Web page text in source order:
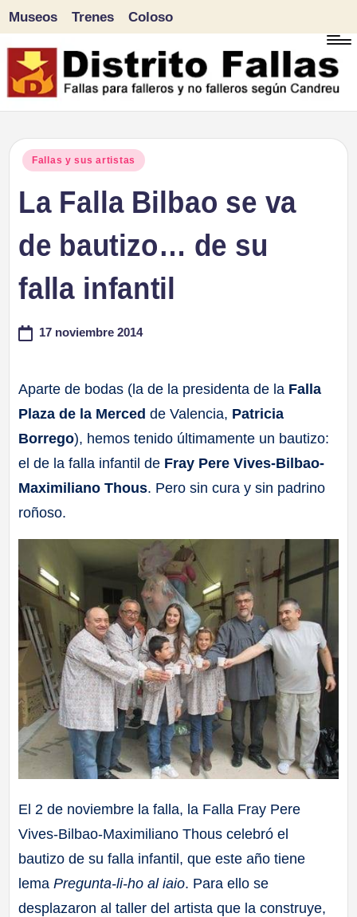
Saltar
al
Museos Trenes Coloso
Publicado
Fallas y sus artistas
La Falla Bilbao se va
de bautizo… de su
falla infantil
17 noviembre 2014
Aparte de bodas (la de la presidenta de la Falla
Plaza de la Mercedde Valencia, Patricia
Borrego), hemos tenido últimamente un bautizo:
el de la falla infantil de Fray Pere Vives-Bilbao-
Maximiliano Thous. Pero sin cura y sin padrino
roñoso.
El 2 de noviembre la falla, la Falla Fray Pere
Vives-Bilbao-Maximiliano Thous celebró el
bautizo de su falla infantil, que este año tiene
lemaPregunta-li-ho al iaio. Para ello se
desplazaron al taller del artista que la construye,